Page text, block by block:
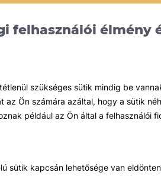
felhasználói élmény
szükséges sütik mindig be
Ön számára azáltal, hogy a sütik
például az Ön által a felhasználói
sütik kapcsán lehetősége van